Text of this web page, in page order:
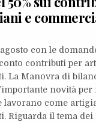
e
agosto con le
contributi per
La Manovra di
novità
lavorano come
Riguarda il tema dei